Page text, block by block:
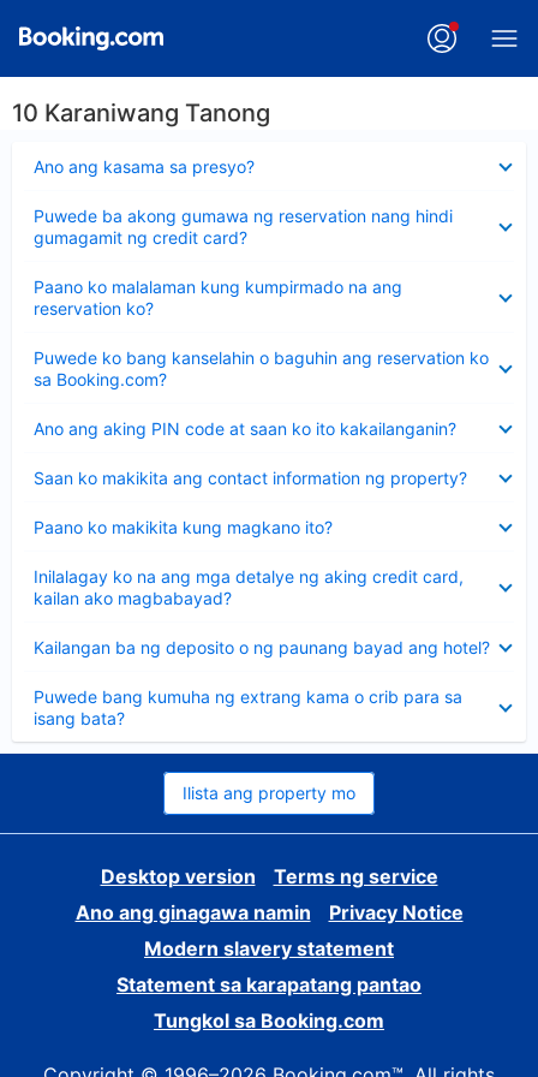
10 Karaniwang Tanong
Ano ang kasama sa presyo?
ang
Puwede ba akong gumawa ng reservation nang hindi
gumagamit ng credit card?
ang
sagot
Paano ko malalaman kung kumpirmado na ang
reservation ko?
ang
sagot
Puwede ko bang kanselahin o baguhin ang reservation ko
sa Booking.com?
ang
sagot
Ano ang aking PIN code at saan ko ito kakailanganin?
ang
Saan ko makikita ang contact information ng property?
ang
Paano ko makikita kung magkano ito?
ang
Inilalagay ko na ang mga detalye ng aking credit card,
kailan ako magbabayad?
ang
sagot
Kailangan ba ng deposito o ng paunang bayad ang hotel?
ang
Puwede bang kumuha ng extrang kama o crib para sa
isang bata?
ang
sagot
Ilista ang property mo
Desktop version
Terms ng service
Ano ang ginagawa namin
Privacy Notice
Modern slavery statement
Statement sa karapatang pantao
Tungkol sa Booking.com